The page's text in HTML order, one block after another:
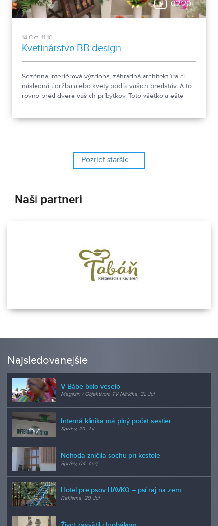
02:20
14.Oct, 11:10
Kvetinárstvo BB design
Sezónna interiérová výzdoba, záhradná architektúra či
následná údržba alebo kvety podľa vašich predstáv. A to
rovno pred dvere vašich príbytkov. Toto všetko a ešte
Pozrieť staršie ...
Naši partneri
Najsledovanejšie
V Bábe bolo veselo
Magazín / Objektívom TV Nitrička, 31. Jul
Interná klinika má plný počet sestier
Správy, 29. Jul
Nehoda zničila sochu pri kostole
Správy, 04. Aug
Hotel pre psov HAVKO – psí raj na zemi
Reklama, 29. Jul